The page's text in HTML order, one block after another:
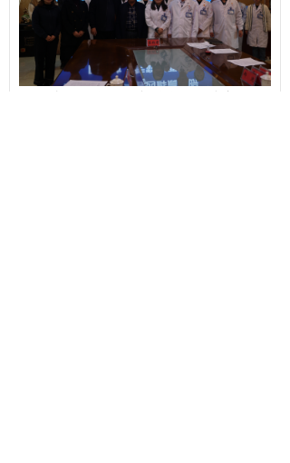
此次医联体及专科联盟的建立，将